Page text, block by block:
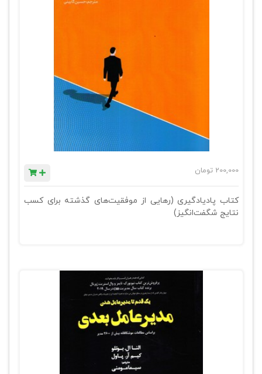
200,000 تومان
کتاب پادیادگیری (رهایی از موفقیت‌های گذشته برای کسب
نتایج شگفت‌انگیز)